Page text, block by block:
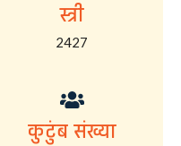
स्त्री
2427
कुटुंब संख्या